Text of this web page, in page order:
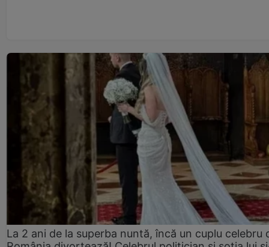
La 2 ani de la superba nuntă, încă un cuplu celebru